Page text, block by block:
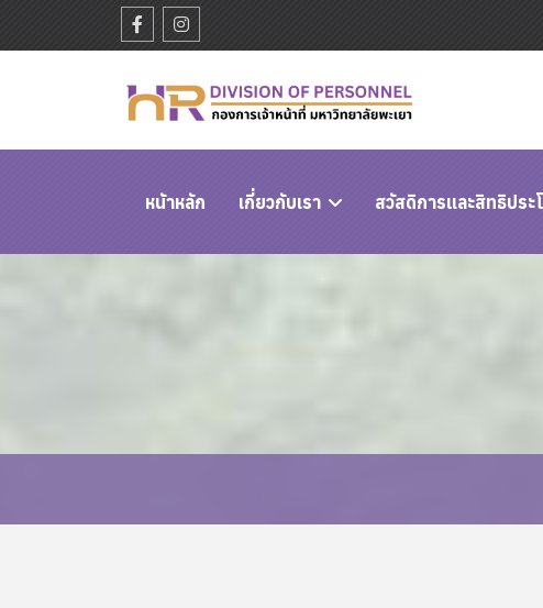
หนัาหลัก เกี่ยวกับเรา สวัสดิการและสิทธิประ